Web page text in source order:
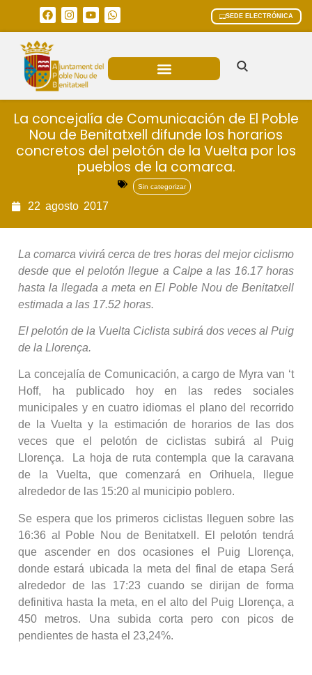
SEDE ELECTRÓNICA
La concejalía de Comunicación de El Poble
Nou de Benitatxell difunde los horarios
concretos del pelotón de la Vuelta por los
pueblos de la comarca.
Sin categorizar
22 agosto 2017
La comarca vivirá cerca de tres horas del mejor ciclismo
desde que el pelotón llegue a Calpe a las 16.17 horas
hasta la llegada a meta en El Poble Nou de Benitatxell
estimada a las 17.52 horas.
El pelotón de la Vuelta Ciclista subirá dos veces al Puig
de la Llorença.
La concejalía de Comunicación, a cargo de Myra van ‘t
Hoff, ha publicado hoy en las redes sociales
municipales y en cuatro idiomas el plano del recorrido
de la Vuelta y la estimación de horarios de las dos
veces que el pelotón de ciclistas subirá al Puig
Llorença. La hoja de ruta contempla que la caravana
de la Vuelta, que comenzará en Orihuela, llegue
alrededor de las 15:20 al municipio poblero.
Se espera que los primeros ciclistas lleguen sobre las
16:36 al Poble Nou de Benitatxell. El pelotón tendrá
que ascender en dos ocasiones el Puig Llorença,
donde estará ubicada la meta del final de etapa Será
alrededor de las 17:23 cuando se dirijan de forma
definitiva hasta la meta, en el alto del Puig Llorença, a
450 metros. Una subida corta pero con picos de
pendientes de hasta el 23,24%.